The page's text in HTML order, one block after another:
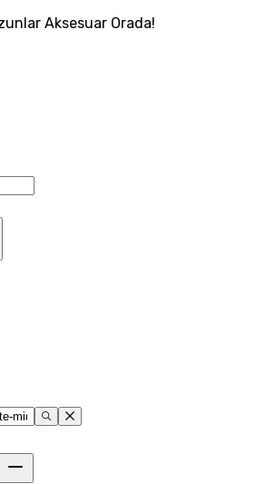
Aksesuar Orada!